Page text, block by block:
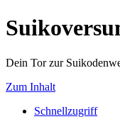
Dein Tor zur
Zum Inhalt
Schnellzugriff